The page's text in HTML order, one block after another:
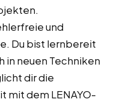
und
Du bist lernbereit
in neuen Techniken
dir die
mit dem LENAYO-